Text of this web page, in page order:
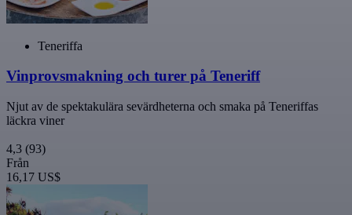
Teneriffa
Vinprovsmakning och turer på Teneriff
Njut av de spektakulära sevärdheterna och smaka på Teneriffas
läckra viner
4,3 (93)
Från
16,17 US$